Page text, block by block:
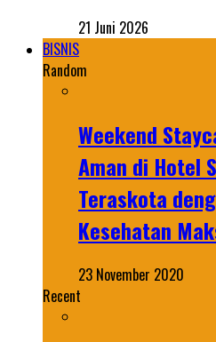
21 Juni 2026
BISNIS
Random
Weekend
Aman di Hotel
Teraskota
Kesehatan
23 November 2020
Recent